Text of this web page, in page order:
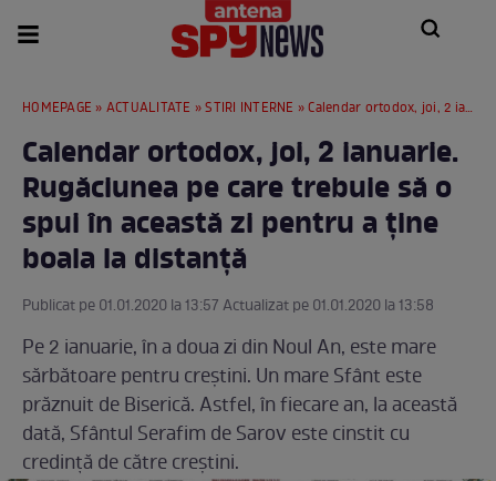
HOMEPAGE » ACTUALITATE »STIRI INTERNE » Calendar ortodox, joi, 2 ianuarie. Rugăciunea pe care trebuie să o spui în această zi pentru a ține boala la distanță
Calendar ortodox, joi, 2 ianuarie.
Rugăciunea pe care trebuie să o
spui în această zi pentru a ține
boala la distanță
Publicat pe 01.01.2020 la 13:57 Actualizat pe 01.01.2020 la 13:58
Pe 2 ianuarie, în a doua zi din Noul An, este mare
sărbătoare pentru creștini. Un mare Sfânt este
prăznuit de Biserică. Astfel, în fiecare an, la această
dată, Sfântul Serafim de Sarov este cinstit cu
credință de către creștini.